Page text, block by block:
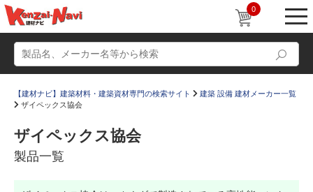
0
【建材ナビ】建築材料・建築資材専門の検索サイト
建築 設備 建材メーカー一覧
ザイペックス協会
ザイペックス協会
製品一覧